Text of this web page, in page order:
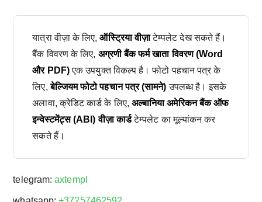
यात्रा वीज़ा के लिए,ऑस्ट्रिया वीज़ाटेम्पलेट देख सकते हैं।
बैंक विवरण के लिए, अग्रणी बैंक फर्म खाता विवरण (Word
और PDF)एक उपयुक्त विकल्प है। फोटो पहचान पत्र के
लिए,बेल्जियम फोटो पहचान पत्र (सामने) उपलब्ध है। इसके
अलावा, क्रेडिट कार्ड के लिए, अल्बानिया अमेरिकन बैंक ऑफ
इन्वेस्टमेंट्स (ABI) वीज़ा कार्डटेम्पलेट का मूल्यांकन कर
सकते हैं।
telegram:axtempl